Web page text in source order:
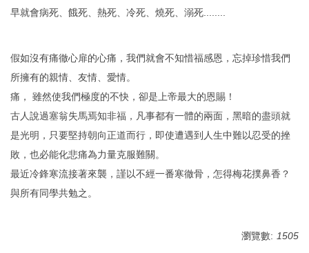
早就會病死、餓死、熱死、冷死、燒死、溺死........
假如沒有痛徹心扉的心痛，我們就會不知惜福感恩，忘掉珍惜我們
所擁有的親情、友情、愛情。
痛， 雖然使我們極度的不快，卻是上帝最大的恩賜！
古人說過塞翁失馬焉知非福，凡事都有一體的兩面，黑暗的盡頭就
是光明，只要堅持朝向正道而行，即使遭遇到人生中難以忍受的挫
敗，也必能化悲痛為力量克服難關。
最近冷鋒寒流接著來襲，謹以不經一番寒徹骨，怎得梅花撲鼻香？
與所有同學共勉之。
瀏覽數: 1505